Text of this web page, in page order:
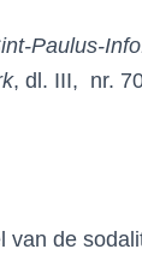
Paulus-
, dl. III, nr.
van de